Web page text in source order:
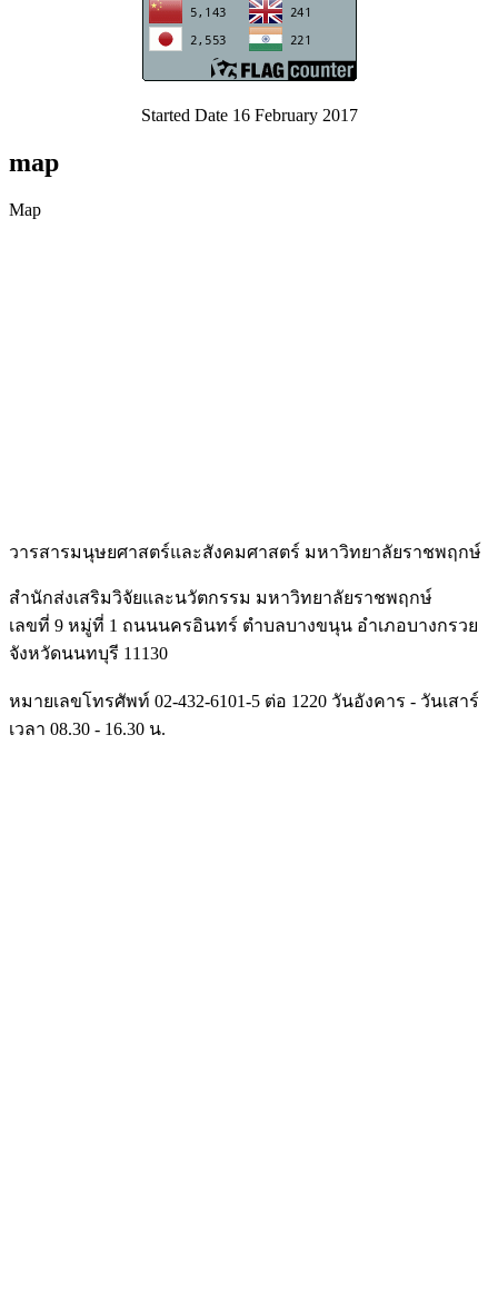
Started Date 16 February 2017
map
Map
วารสารมนุษยศาสตร์และสังคมศาสตร์ มหาวิทยาลัยราชพฤกษ์
สำนักส่งเสริมวิจัยและนวัตกรรม มหาวิทยาลัยราชพฤกษ์
เลขที่ 9 หมู่ที่ 1 ถนนนครอินทร์ ตำบลบางขนุน อำเภอบางกรวย
จังหวัดนนทบุรี 11130
หมายเลขโทรศัพท์ 02-432-6101-5 ต่อ 1220 วันอังคาร - วันเสาร์
เวลา 08.30 - 16.30 น.